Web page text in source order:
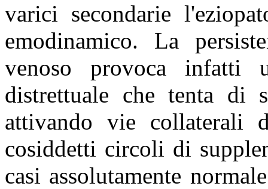
varici secondarie
emodinamico. La
venoso provoca infatti
distrettuale che tenta di
attivando vie collaterali
cosiddetti circoli di
casi assolutamente